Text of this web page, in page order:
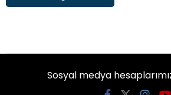
Sosyal medya